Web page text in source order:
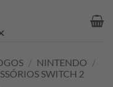
/ NINTENDO /
SWITCH 2